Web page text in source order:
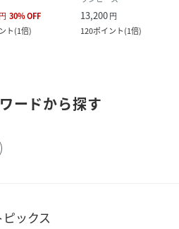
円 30%OFF
ト(1倍)
13,200円
120ポイント(1倍)
ードから探す
ピックス